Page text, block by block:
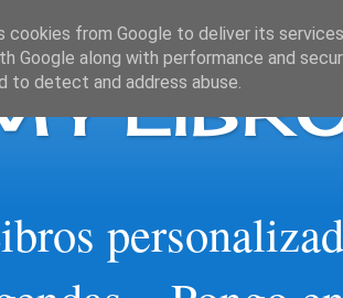
cookies from Google to deliver its
Google along with performance and
to detect and address abuse.